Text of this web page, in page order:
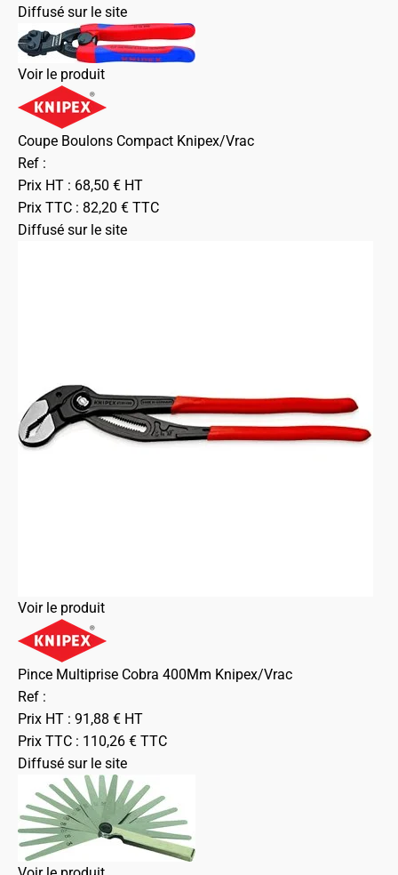
Diffusé sur le site
Voir le produit
Coupe Boulons Compact Knipex/Vrac
Ref :
Prix HT : 68,50 € HT
Prix TTC : 82,20 € TTC
Diffusé sur le site
Voir le produit
Pince Multiprise Cobra 400Mm Knipex/Vrac
Ref :
Prix HT : 91,88 € HT
Prix TTC : 110,26 € TTC
Diffusé sur le site